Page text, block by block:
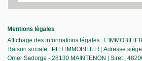
Mentions légales
Affichage des informations légales :
Raison sociale : PLH IMMOBILIER | Adresse
Omer Sadorge - 28130 MAINTENON | Siret :